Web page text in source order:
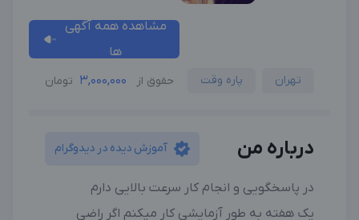
مشاهده همه آگهی
ها
تهران پاره وقت حقوق از 3,000,000 تومان
درباره من آموزش دیده در دیدوگرام
در پاسخگویی و انجام کار سرعت بالایی دارم
یک هفته به طور آزمایشی کار میکنم اگر راضی